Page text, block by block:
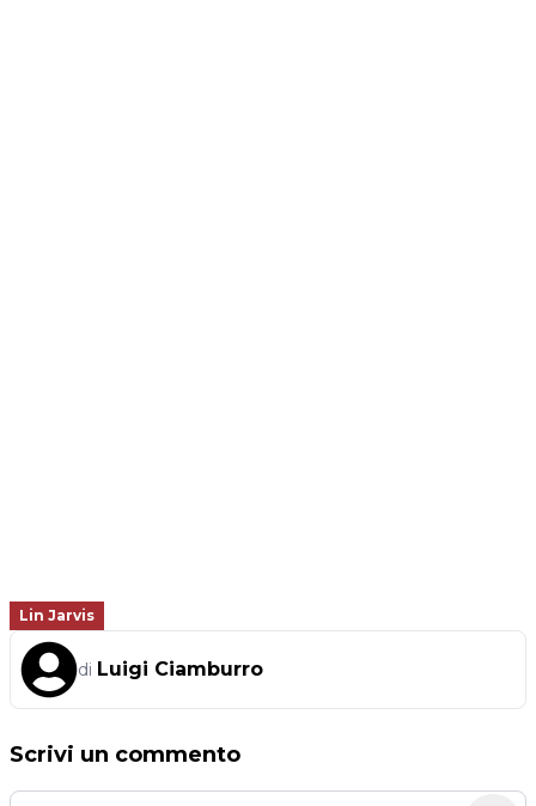
Lin Jarvis
di Luigi Ciamburro
Scrivi un commento